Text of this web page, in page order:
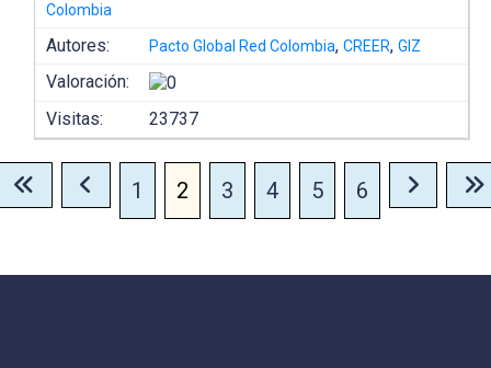
Colombia
Autores: Pacto Global Red Colombia,CREER,GIZ
Valoración:
Visitas:
23737
1 2 3 4 5 6